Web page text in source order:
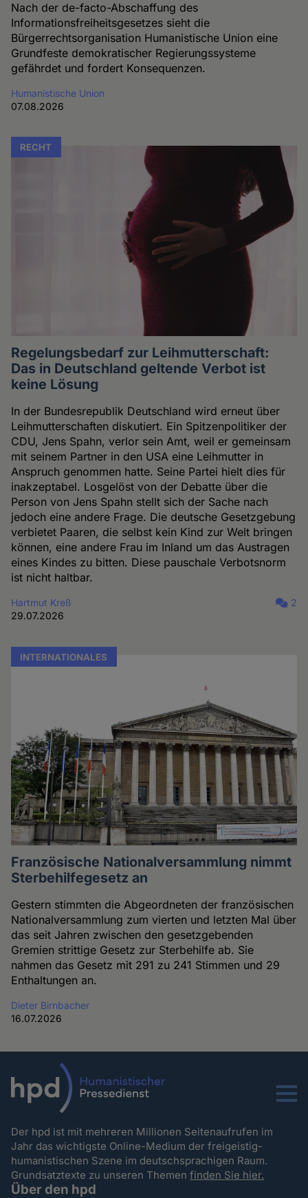
Nach der de-facto-Abschaffung des
Informationsfreiheitsgesetzes sieht die
Bürgerrechtsorganisation Humanistische Union eine
Grundfeste demokratischer Regierungssysteme
gefährdet und fordert Konsequenzen.
Humanistische Union
07.08.2026
RECHT
Regelungsbedarf zur Leihmutterschaft:
Das in Deutschland geltende Verbot ist
keine Lösung
In der Bundesrepublik Deutschland wird erneut über
Leihmutterschaften diskutiert. Ein Spitzenpolitiker der
CDU, Jens Spahn, verlor sein Amt, weil er gemeinsam
mit seinem Partner in den USA eine Leihmutter in
Anspruch genommen hatte. Seine Partei hielt dies für
inakzeptabel. Losgelöst von der Debatte über die
Person von Jens Spahn stellt sich der Sache nach
jedoch eine andere Frage. Die deutsche Gesetzgebung
verbietet Paaren, die selbst kein Kind zur Welt bringen
können, eine andere Frau im Inland um das Austragen
eines Kindes zu bitten. Diese pauschale Verbotsnorm
ist nicht haltbar.
Hartmut Kreß
29.07.2026
2
INTERNATIONALES
Französische Nationalversammlung nimmt
Sterbehilfegesetz an
Gestern stimmten die Abgeordneten der französischen
Nationalversammlung zum vierten und letzten Mal über
das seit Jahren zwischen den gesetzgebenden
Gremien strittige Gesetz zur Sterbehilfe ab. Sie
nahmen das Gesetz mit 291 zu 241 Stimmen und 29
Enthaltungen an.
Dieter Birnbacher
16.07.2026
Menu
Der hpd ist mit mehreren Millionen Seitenaufrufen im
Jahr das wichtigste Online-Medium der freigeistig-
humanistischen Szene im deutschsprachigen Raum.
Grundsatztexte zu unseren Themenfinden Sie hier.
Über den hpd